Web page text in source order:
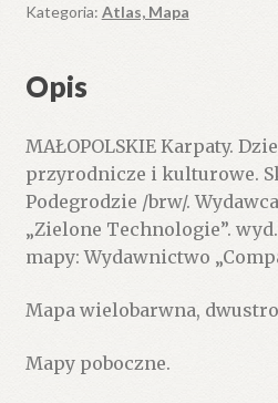
Kategoria: Atlas, Mapa
Opis
MAŁOPOLSKIE Karpaty.
przyrodnicze i kulturowe.
Podegrodzie /brw/.
„Zielone Technologie”.
mapy: Wydawnictwo
Mapa wielobarwna,
Mapy poboczne.